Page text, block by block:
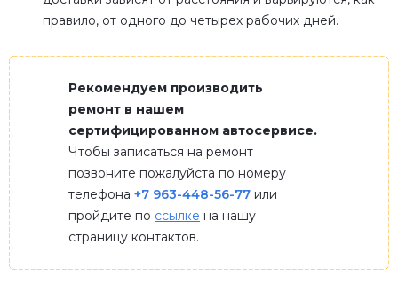
правило, от одного до четырех рабочих дней.
Рекомендуем производить
ремонт в нашем
сертифицированном автосервисе.
Чтобы записаться на ремонт
позвоните пожалуйста по номеру
телефона +7 963-448-56-77 или
пройдите по ссылке на нашу
страницу контактов.